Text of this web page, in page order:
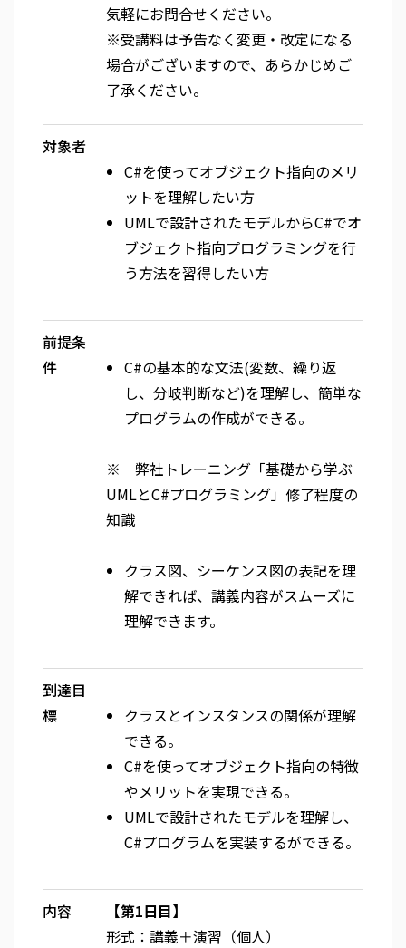
気軽にお問合せください。
※受講料は予告なく変更・改定になる
場合がございますので、あらかじめご
了承ください。
対象者
C#を使ってオブジェクト指向のメリ
ットを理解したい方
UMLで設計されたモデルからC#でオ
ブジェクト指向プログラミングを行
う方法を習得したい方
前提条
件
C#の基本的な文法(変数、繰り返
し、分岐判断など)を理解し、簡単な
プログラムの作成ができる。
※ 弊社トレーニング「基礎から学ぶ
UMLとC#プログラミング」修了程度の
知識
クラス図、シーケンス図の表記を理
解できれば、講義内容がスムーズに
理解できます。
到達目
標
クラスとインスタンスの関係が理解
できる。
C#を使ってオブジェクト指向の特徴
やメリットを実現できる。
UMLで設計されたモデルを理解し、
C#プログラムを実装するができる。
内容
【第1日目】
形式：講義＋演習（個人）